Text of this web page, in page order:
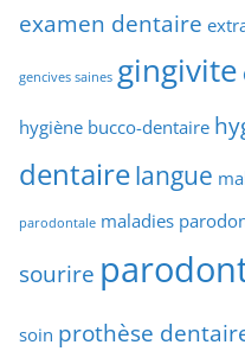
examen dentaire
gencives saines gingivite
hygiène bucco-dentaire
dentairelangue
parodontale maladies
sourire
soin prothèse